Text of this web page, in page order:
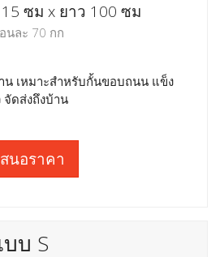
ซม x ยาว 100 ซม
นละ 70 กก
เหมาะสำหรับกั้นขอบถนน แข็ง
จัดส่งถึงบ้าน
นอราคา
บ S